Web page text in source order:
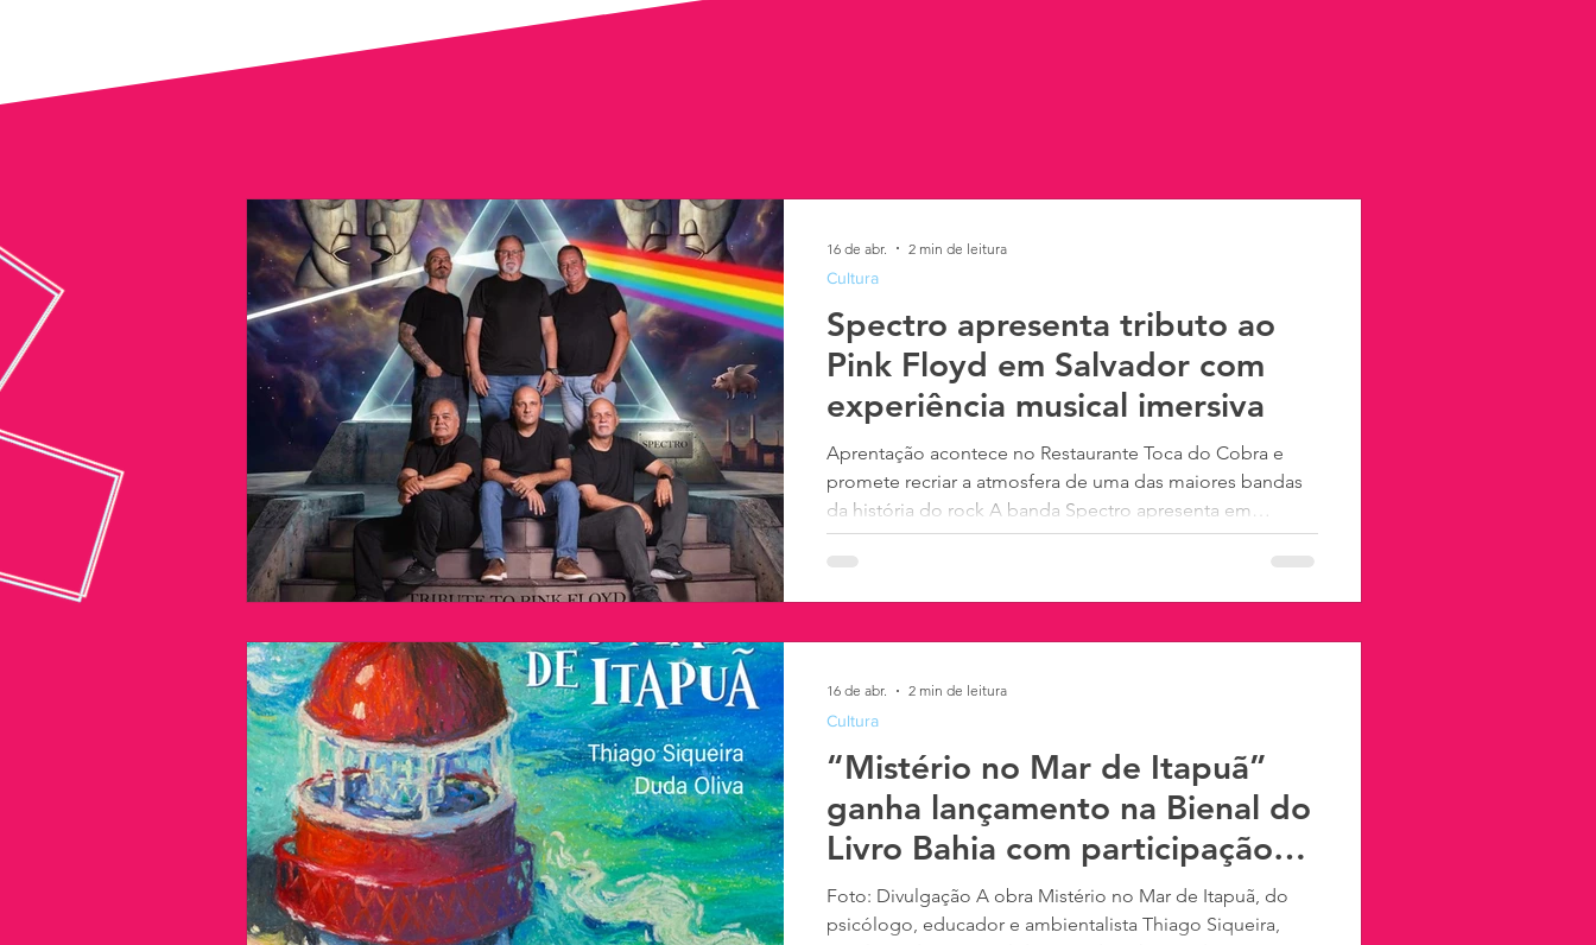
Spectro apresenta tributo ao
Pink Floyd em Salvador com
experiência musical imersiva
Aprentação acontece no Restaurante Toca do Cobra e
promete recriar a atmosfera de uma das maiores bandas
da história do rock A banda Spectro apresenta em
Salvador, no dia 18 de abril, às 21h, no Restaurante Toca
do Cobra, o espetáculo Tributo a Pink Floyd, uma
Maker, com couvert artístico no valor de R$ 90.
Reconhecida
Cultura
16 de abr. 2 min de leitura
“Mistério no Mar de Itapuã”
ganha lançamento na Bienal do
Livro Bahia com participação
das Ganhadeiras de Itapuã
Foto: Divulgação A obra Mistério no Mar de Itapuã, do
psicólogo, educador e ambientalista Thiago Siqueira,
Cultura
16 de abr. 2 min de leitura